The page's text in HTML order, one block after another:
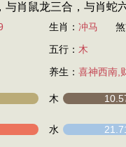
与肖鼠龙三合，与肖蛇
生肖： 冲马 煞
五行： 木
养生： 喜神西南,
木
水